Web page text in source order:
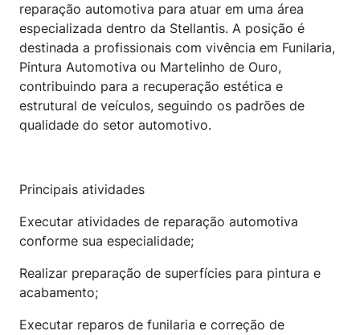
reparação automotiva para atuar em uma área
especializada dentro da Stellantis. A posição é
destinada a profissionais com vivência em Funilaria,
Pintura Automotiva ou Martelinho de Ouro,
contribuindo para a recuperação estética e
estrutural de veículos, seguindo os padrões de
qualidade do setor automotivo.
Principais atividades
Executar atividades de reparação automotiva
conforme sua especialidade;
Realizar preparação de superfícies para pintura e
acabamento;
Executar reparos de funilaria e correção de